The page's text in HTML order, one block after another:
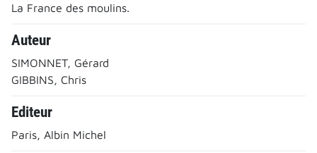
La France des moulins.
Auteur
SIMONNET, Gérard
GIBBINS, Chris
Editeur
Paris, Albin Michel